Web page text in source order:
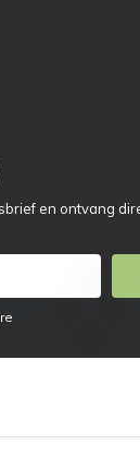
en ontvang